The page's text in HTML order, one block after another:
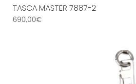
TASCA MASTER 7887-2
690,00€